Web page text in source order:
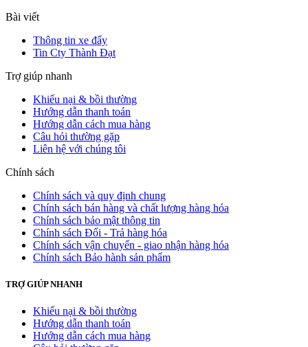
Bài viết
Thông tin xe đẩy
Tin Cty Thành Đạt
Trợ giúp nhanh
Khiếu nại & bồi thường
Hướng dẫn thanh toán
Hướng dẫn cách mua hàng
Câu hỏi thường gặp
Liên hệ với chúng tôi
Chính sách
Chính sách và quy định chung
Chính sách bán hàng và chất lượng hàng hóa
Chính sách bảo mật thông tin
Chính sách Đổi - Trả hàng hóa
Chính sách vận chuyển - giao nhận hàng hóa
Chính sách Bảo hành sản phẩm
TRỢ GIÚP NHANH
Khiếu nại & bồi thường
Hướng dẫn thanh toán
Hướng dẫn cách mua hàng